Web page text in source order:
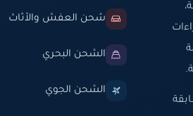
شحن العفش والأثاث
الشحن البحري
الشحن الجوي